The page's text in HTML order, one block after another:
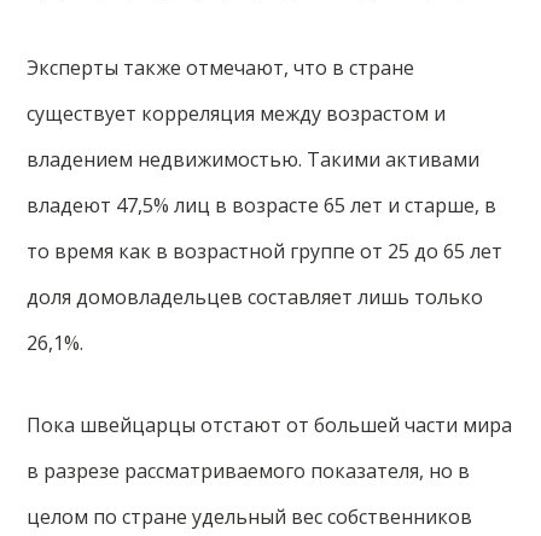
Эксперты также отмечают, что в стране
существует корреляция между возрастом и
владением недвижимостью. Такими активами
владеют 47,5% лиц в возрасте 65 лет и старше, в
то время как в возрастной группе от 25 до 65 лет
доля домовладельцев составляет лишь только
26,1%.
Пока швейцарцы отстают от большей части мира
в разрезе рассматриваемого показателя, но в
целом по стране удельный вес собственников